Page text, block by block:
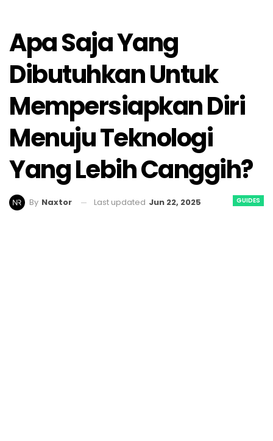
Apa Saja Yang
Dibutuhkan Untuk
Mempersiapkan Diri
Menuju Teknologi
Yang Lebih Canggih?
GUIDES
By Naxtor Last updated Jun 22, 2025